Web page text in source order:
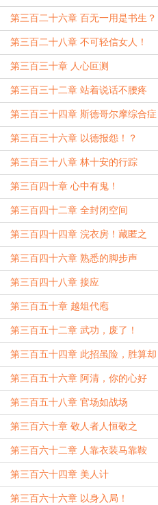
第三百二十六章 百无一用是书生？
第三百二十八章 不可轻信女人！
第三百三十章 人心叵测
第三百三十二章 站着说话不腰疼
第三百三十四章 斯德哥尔摩综合症
第三百三十六章 以德报怨！？
第三百三十八章 林十安的行踪
第三百四十章 心中有鬼！
第三百四十二章 全封闭空间
第三百四十四章 浣衣房！藏匿之
地！
第三百四十六章 熟悉的脚步声
第三百四十八章 接应
第三百五十章 越俎代庖
第三百五十二章 武功，废了！
第三百五十四章 此招虽险，胜算却
大！
第三百五十六章 阿清，你的心好
狠！
第三百五十八章 官场如战场
第三百六十章 敬人者人恒敬之
第三百六十二章 人靠衣装马靠鞍
第三百六十四章 美人计
第三百六十六章 以身入局！